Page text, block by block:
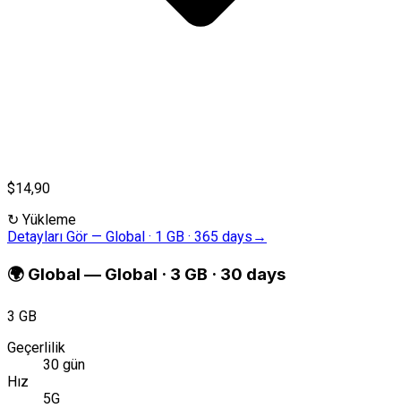
$14,90
↻ Yükleme
Detayları Gör — Global · 1 GB · 365 days →
🌍 Global — Global · 3 GB · 30 days
3 GB
Geçerlilik
30 gün
Hız
5G